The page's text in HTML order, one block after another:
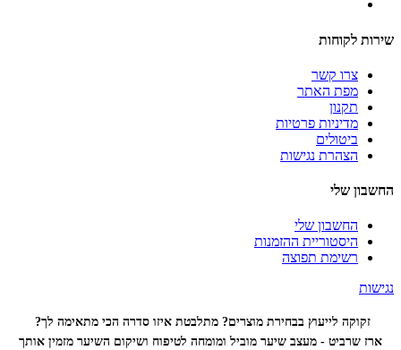
שירות לקוחות
צרו קשר
מפת האתר
תקנון
מדיניות פרטיות
ביטולים
הצהרת נגישות
החשבון שלי
החשבון שלי
היסטוריית ההזמנות
רשימת תפוצה
נגישות
זקוקה לייעוץ בבחירת מוצרים? מתלבטת איזו סדרה הכימתאימה לך?
ארז שרביט - מעצב שיער מוביל ומומחה לטיפוח ושיקום השיער מזמין אותך